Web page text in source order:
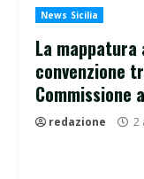
News Sicilia
La
convenzione
Commissione
redazione 2